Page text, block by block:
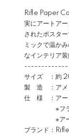
Rifle Paper
実にアートア
されたポスタ
ミックで温か
なインテリア装
サイズ ：約
製 造 ：アメ
仕 様 ：アー
※フラット
※アーティ
ブランド：